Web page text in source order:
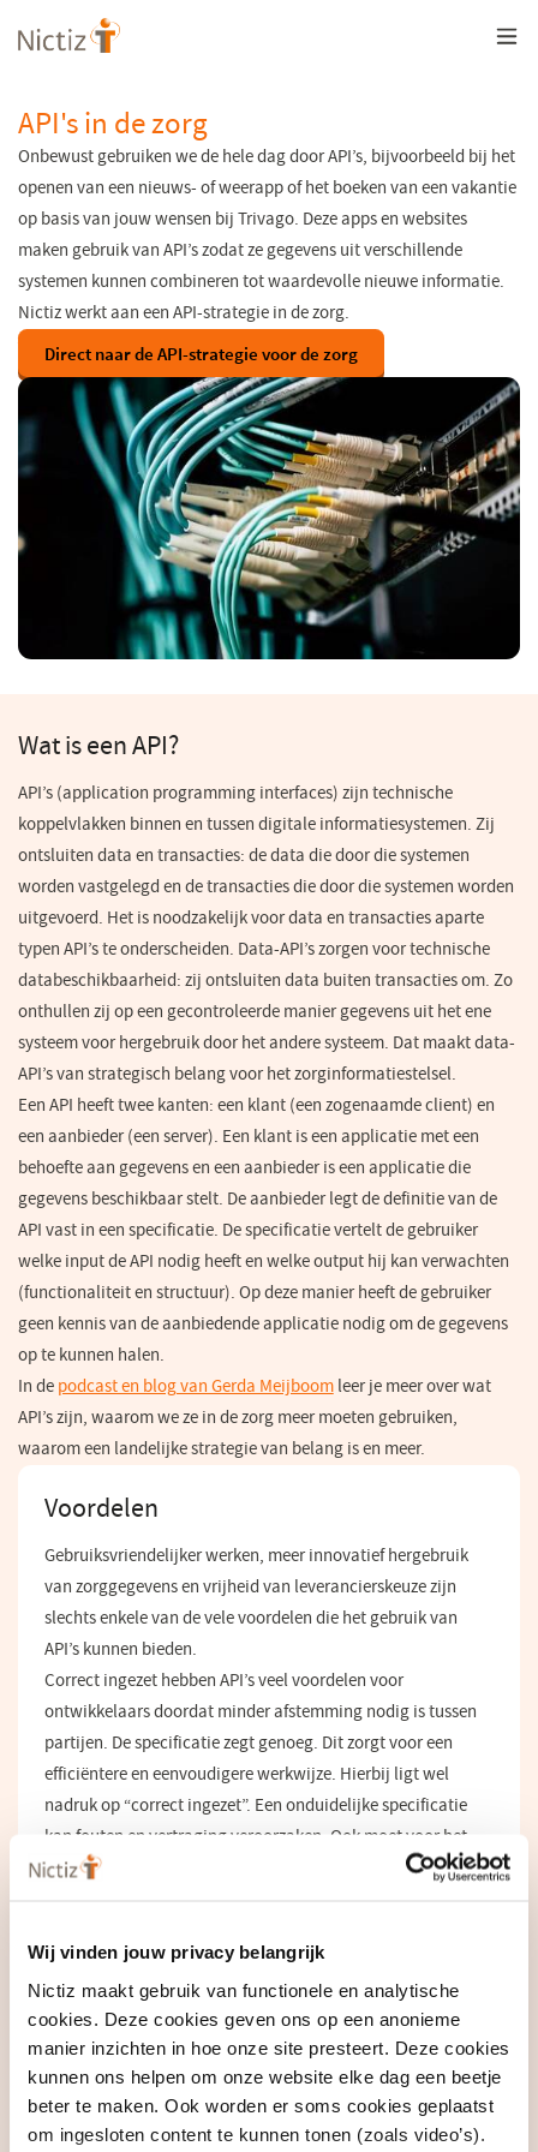
Wij vinden jouw privacy belangrijk
Nictiz maakt gebruik van functionele en analytische
cookies. Deze cookies geven ons op een anonieme
manier inzichten in hoe onze site presteert. Deze cookies
kunnen ons helpen om onze website elke dag een beetje
beter te maken. Ook worden er soms cookies geplaatst
om ingesloten content te kunnen tonen (zoals video’s).
Overslaan
en
gaan
API's in de zorg
Onbewust gebruiken we de hele dag door API’s, bijvoorbeeld bij het
openen van een nieuws- of weerapp of het boeken van een vakantie
op basis van jouw wensen bij Trivago. Deze apps en websites
maken gebruik van API’s zodat ze gegevens uit verschillende
systemen kunnen combineren tot waardevolle nieuwe informatie.
Nictiz werkt aan een API-strategie in de zorg.
Direct naar de API-strategie voor de zorg(opent
in
venster)
Wat is een API?
API’s(application programminginterfaces) zijn technische
koppelvlakken binnen en tussen digitale informatiesystemen. Zij
ontsluiten data en transacties: de data die door die systemen
worden vastgelegd en de transacties die door die systemen worden
uitgevoerd. Het is noodzakelijk voor data en transacties aparte
typen API’ste onderscheiden. Data-API’szorgen voor technische
databeschikbaarheid: zij ontsluiten data buiten transacties om. Zo
onthullen zij op een gecontroleerde manier gegevens uit het ene
systeem voor hergebruik door het andere systeem. Dat maakt data-
API’svan strategisch belang voor het zorginformatiestelsel.
Een API heeft twee kanten: een klant (een zogenaamde client) en
een aanbieder (een server). Een klant is een applicatie met een
behoefte aan gegevens en een aanbieder is een applicatie die
gegevens beschikbaar stelt. De aanbieder legt de definitie van de
API vast in een specificatie. De specificatie vertelt de gebruiker
welke input de API nodig heeft en welke output hij kan verwachten
(functionaliteit en structuur). Op deze manier heeft de gebruiker
geen kennis van de aanbiedende applicatie nodig om de gegevens
op te kunnen halen.
In de podcast en blog van Gerda Meijboom leer je meer over wat
API’s zijn, waarom we ze in de zorg meer moeten gebruiken,
waarom een landelijke strategie van belang is en meer.
Voordelen
Gebruiksvriendelijker werken, meer innovatief hergebruik
van zorggegevens en vrijheid van leverancierskeuze zijn
slechts enkele van de vele voordelen die het gebruik van
API’s kunnen bieden.
Correct ingezet hebben API’s veel voordelen voor
ontwikkelaars doordat minder afstemming nodig is tussen
partijen. De specificatie zegt genoeg. Dit zorgt voor een
efficiëntere en eenvoudigere werkwijze. Hierbij ligt wel
nadruk op “correct ingezet”. Een onduidelijke specificatie
kan fouten en vertraging veroorzaken. Ook moet voor het
zorgveld duidelijk zijn welke API’s al bestaan en hergebruikt
Samen naar een succesvolle API-strategie
Welke afspraken zijn nodig om API’s in de zorg het beste in te zetten
om gegevensuitwisseling te versnellen, processen beter te laten
verlopen en innovatie te bevorderen? Nictiz brengt zorgpartijen en
technologiebedrijven bij elkaar om samen tot een nationale API-
strategie te komen.